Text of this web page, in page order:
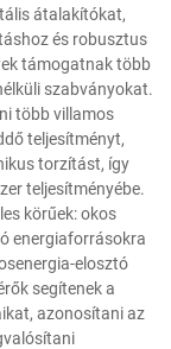
átalakítókat,
és robusztus
támogatnak több
szabványokat.
több villamos
teljesítményt,
torzítást, így
teljesítményébe.
körűek: okos
energiaforrásokra
elosztó
segítenek a
azonosítani az